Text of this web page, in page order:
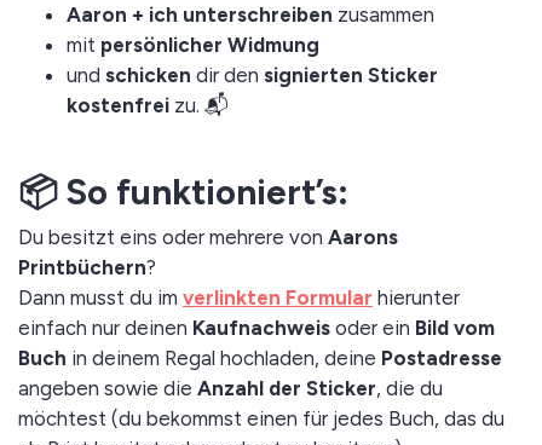
Aaron + ich unterschreiben zusammen
mit persönlicher Widmung
und schicken dir den signierten Sticker
kostenfrei zu. 📬
📦 So funktioniert’s:
Du besitzt eins oder mehrere von Aarons
Printbüchern?
Dann musst du im verlinkten Formular hierunter
einfach nur deinen Kaufnachweis oder ein Bild vom
Buch in deinem Regal hochladen, deine Postadresse
angeben sowie die Anzahl der Sticker, die du
möchtest (du bekommst einen für jedes Buch, das du